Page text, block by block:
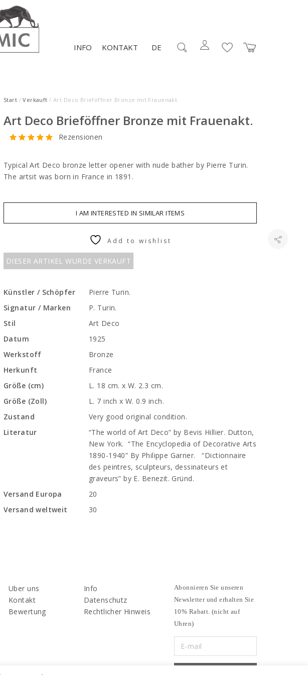
KONTAKT
INFO DE
Start /Verkauft / Art Deco Brieföffner Bronze mit Frauenakt.
Art Deco Brieföffner Bronze mit Frauenakt.
Rezensionen
Typical Art Deco bronze letter opener with nude bather by Pierre Turin.
The artsit was born in France in 1891.
I AM INTERESTED IN SIMILAR ITEMS
DIESER ARTIKEL WURDE VERKAUFT
Add to wishlist
Künstler / Schöpfer
Pierre Turin.
Signatur / Marken
P. Turin.
Stil
Art Deco
Datum
1925
Werkstoff
Bronze
Herkunft
France
Größe (cm)
L. 18 cm. x W. 2.3 cm.
Größe (Zoll)
L. 7 inch x W. 0.9 inch.
Zustand
Very good original condition.
Literatur
“The world of Art Deco” by Bevis Hillier. Dutton,
New York. “The Encyclopedia of Decorative Arts
1890-1940” By Philippe Garner. “Dictionnaire
des peintres, sculpteurs, dessinateurs et
graveurs” by E. Benezit. Gründ.
Versand Europa
20
Versand weltweit
30
Uber uns
Kontakt
Bewertung
Info
Datenschutz
Rechtlicher Hinweis
Abonnieren Sie unseren
Newsletter und erhalten Sie
10% Rabatt. (nicht auf
Uhren)